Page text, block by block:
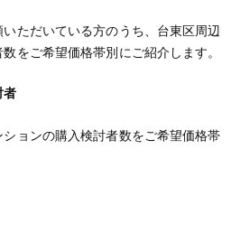
ただいている方のうち、台東区周辺
をご希望価格帯別にご紹介します。
者
ョンの購入検討者数をご希望価格帯